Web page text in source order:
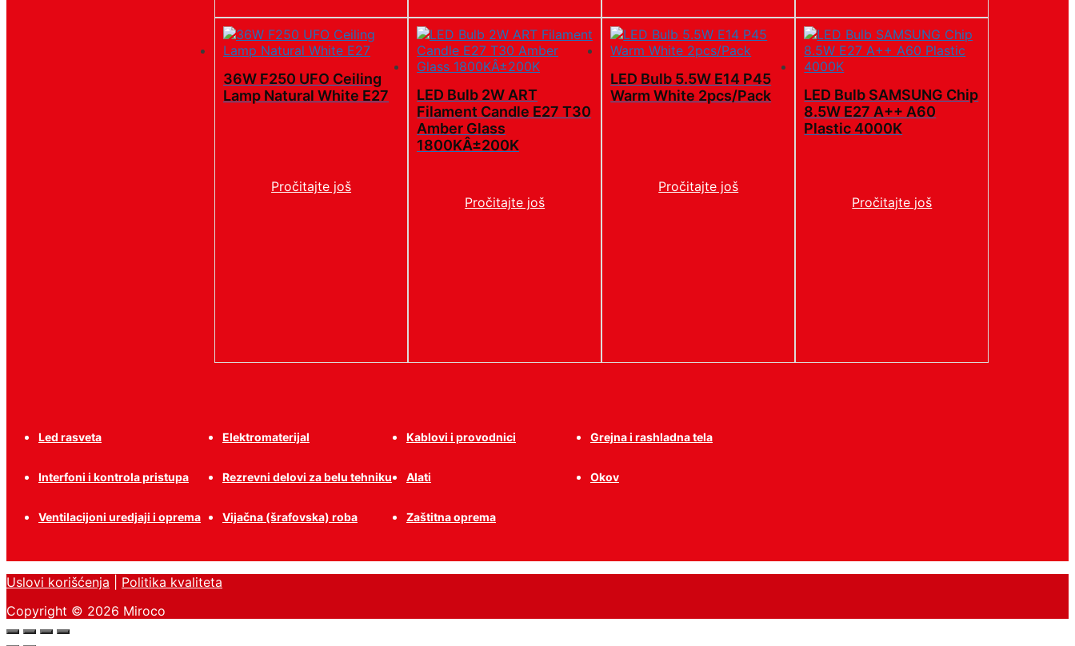
36W F250 UFO Ceiling
Lamp Natural White E27
Pročitajte još
LED Bulb 2W ART
Filament Candle E27 T30
Amber Glass
1800KÂ±200K
Pročitajte još
LED Bulb 5.5W E14 P45
Warm White 2pcs/Pack
Pročitajte još
LED Bulb SAMSUNG Chip
8.5W E27 A++ A60
Plastic 4000K
Pročitajte još
Led rasveta Elektromaterijal Kablovi i provodnici Grejna i rashladna tela
Interfoni i kontrola pristupa Rezrevni delovi za belu tehniku Alati Okov
Ventilacijoni uredjaji i oprema Vijačna (šrafovska) roba Zaštitna oprema
Uslovi korišćenja
Politika kvaliteta
Copyright © 2026 Miroco